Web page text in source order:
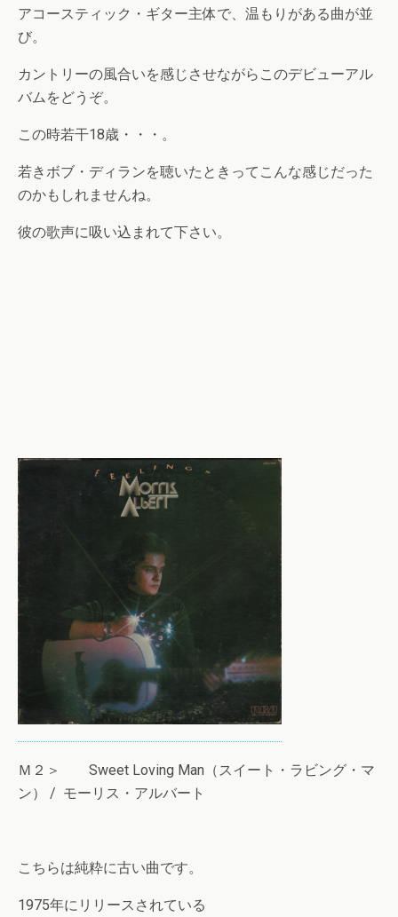
アコースティック・ギター主体で、温もりがある曲が並
び。
カントリーの風合いを感じさせながらこのデビューアル
バムをどうぞ。
この時若干18歳・・・。
若きボブ・ディランを聴いたときってこんな感じだった
のかもしれませんね。
彼の歌声に吸い込まれて下さい。
Ｍ２＞ Sweet Loving Man（スイート・ラビング・マ
ン） / モーリス・アルバート
こちらは純粋に古い曲です。
1975年にリリースされている